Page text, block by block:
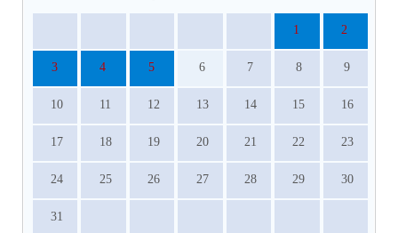
1 2
3 4 5 6 7 8 9
10 11 12 13 14 15 16
17 18 19 20 21 22 23
24 25 26 27 28 29 30
31